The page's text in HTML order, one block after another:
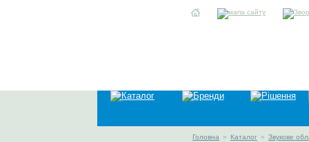
Головна » Каталог » Звукове